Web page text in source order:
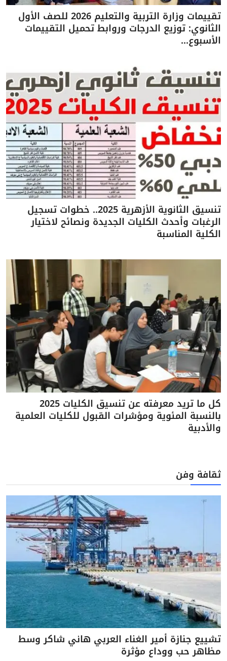
تقييمات وزارة التربية والتعليم 2026 للصف الأول
الثانوي: توزيع الدرجات وروابط تحميل التقييمات
الأسبوع...
تنسيق الثانوية الأزهرية 2025.. خطوات تسجيل
الرغبات وأحدث الكليات الجديدة ونصائح لاختيار
الكلية المناسبة
كل ما تريد معرفته عن تنسيق الكليات 2025
بالنسبة المئوية ومؤشرات القبول للكليات العلمية
والأدبية
ثقافة وفن
تشييع جنازة أمير الغناء العربي هاني شاكر وسط
مظاهر حب ووداع مؤثرة